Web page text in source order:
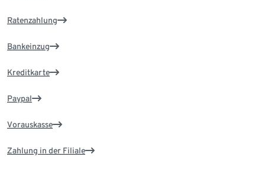
Ratenzahlung
Bankeinzug
Kreditkarte
Paypal
Vorauskasse
Zahlung in der Filiale